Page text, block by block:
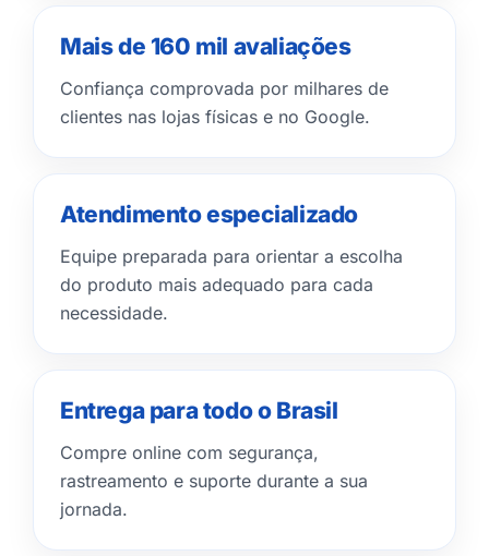
Mais de 160 mil avaliações
Confiança comprovada por milhares de
clientes nas lojas físicas e no Google.
Atendimento especializado
Equipe preparada para orientar a escolha
do produto mais adequado para cada
necessidade.
Entrega para todo o Brasil
Compre online com segurança,
rastreamento e suporte durante a sua
jornada.